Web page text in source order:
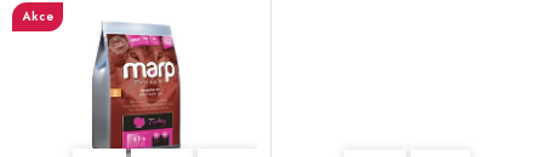
Akce